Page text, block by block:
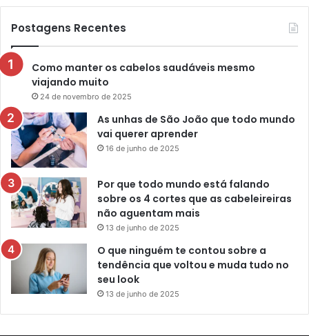
Postagens Recentes
Como manter os cabelos saudáveis mesmo
viajando muito
24 de novembro de 2025
As unhas de São João que todo mundo
vai querer aprender
16 de junho de 2025
Por que todo mundo está falando
sobre os 4 cortes que as cabeleireiras
não aguentam mais
13 de junho de 2025
O que ninguém te contou sobre a
tendência que voltou e muda tudo no
seu look
13 de junho de 2025